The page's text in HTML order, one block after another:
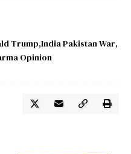
Trump India Pakistan War
Opinion